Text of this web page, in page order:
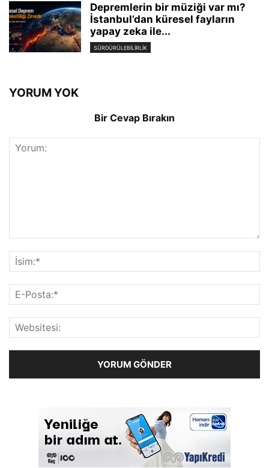
Depremlerin bir müziği var mı?
İstanbul’dan küresel fayların
yapay zeka ile...
SÜRDÜRÜLEBILIRLIK
YORUM YOK
Bir Cevap Bırakın